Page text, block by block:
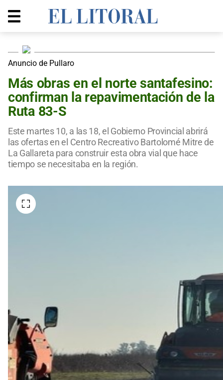
Anuncio de Pullaro
Más obras en el norte santafesino:
confirman la repavimentación de la
Ruta 83-S
Este martes 10, a las 18, el Gobierno Provincial abrirá
las ofertas en el Centro Recreativo Bartolomé Mitre de
La Gallareta para construir esta obra vial que hace
tiempo se necesitaba en la región.